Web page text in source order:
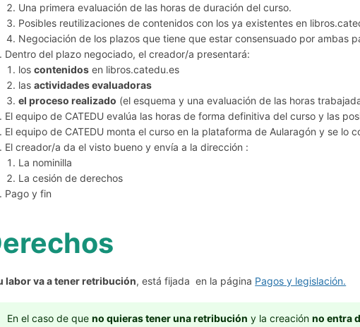
Una primera evaluación de las horas de duración del curso.
Posibles reutilizaciones de contenidos con los ya existentes en
Negociación de los plazos que tiene que estar consensuado por ambas
Dentro del plazo negociado, el creador/a presentará:
loscontenidos en libros.catedu.es
lasactividades evaluadoras
el proceso realizado (el esquema y una evaluación de las horas
El equipo de CATEDU evalúa las horas de forma definitiva del curso y las
El equipo de CATEDU monta el curso en la plataforma de Aularagón y se lo
El creador/a da el visto bueno y envía a la dirección :
La nominilla
La cesión de derechos
Pago y fin
labor va a tener retribución, está fijada en la página Pagos y legislación.
En el caso de queno quieras tener una retribución y la creaciónno entra